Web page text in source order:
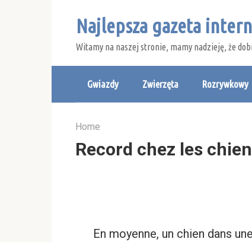
Najlepsza gazeta
Witamy na naszej stronie, mamy nadzieję, że
Gwiazdy Zwierzęta Rozrywkowy
Home
Record chez les
En moyenne, un chien dans